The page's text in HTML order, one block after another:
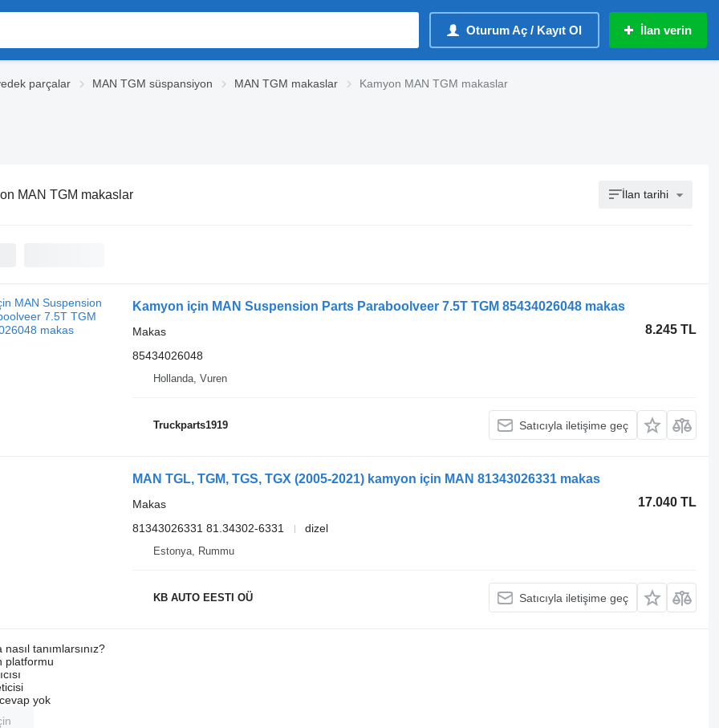
Oturum Aç / Kayıt Ol İlan verin
parçalar MAN TGM süspansiyon MAN TGM makaslar Kamyon MAN TGM makaslar
MAN TGM makaslar İlan tarihi
Kamyon için MAN Suspension Parts Paraboolveer 7.5T TGM 85434026048 makas
8.245 TL
Makas
85434026048
Hollanda, Vuren
Truckparts1919 Satıcıyla iletişime geç
MAN TGL, TGM, TGS, TGX (2005-2021) kamyon için MAN 81343026331 makas
17.040 TL
Makas
81343026331 81.34302-6331
dizel
Estonya, Rummu
KB AUTO EESTI OÜ Satıcıyla iletişime geç
nasıl tanımlarsınız?
platformu
yok